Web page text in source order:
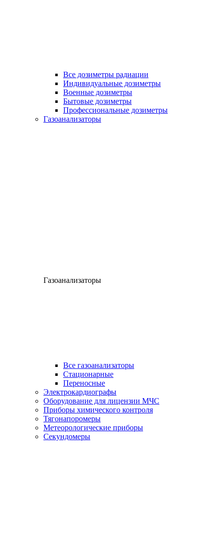
Все дозиметры радиации
Индивидуальные дозиметры
Военные дозиметры
Бытовые дозиметры
Профессиональные дозиметры
Газоанализаторы
Газоанализаторы
Все газоанализаторы
Cтационарные
Переносные
Электрокардиографы
Оборудование для лицензии МЧС
Приборы химического контроля
Тягонапоромеры
Метеорологические приборы
Секундомеры